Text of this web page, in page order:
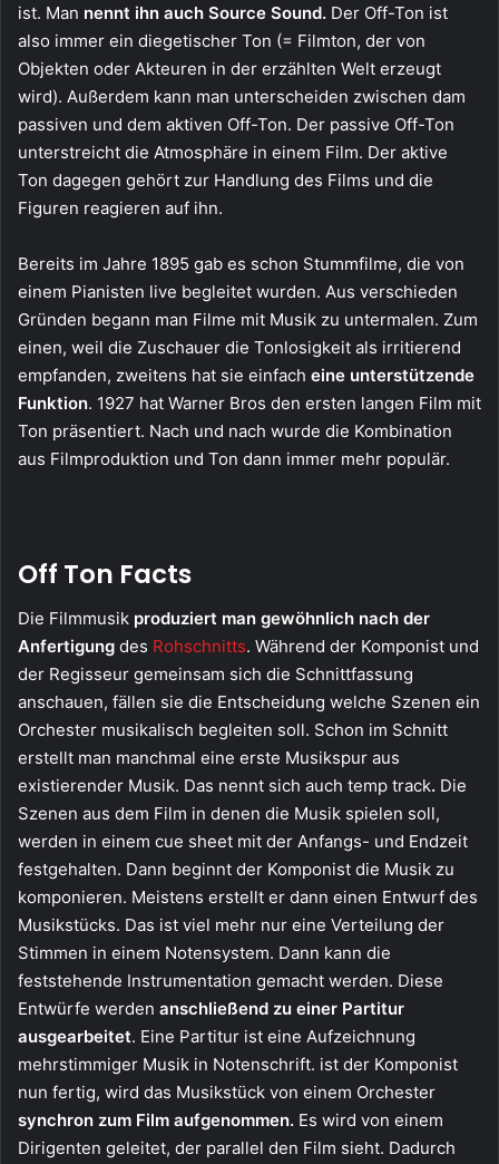
ist. Man nennt ihn auch Source Sound. Der Off-Ton ist
also immer ein diegetischer Ton (= Filmton, der von
Objekten oder Akteuren in der erzählten Welt erzeugt
wird). Außerdem kann man unterscheiden zwischen dam
passiven und dem aktiven Off-Ton. Der passive Off-Ton
unterstreicht die Atmosphäre in einem Film. Der aktive
Ton dagegen gehört zur Handlung des Films und die
Figuren reagieren auf ihn.
Bereits im Jahre 1895 gab es schon Stummfilme, die von
einem Pianisten live begleitet wurden. Aus verschieden
Gründen begann man Filme mit Musik zu untermalen. Zum
einen, weil die Zuschauer die Tonlosigkeit als irritierend
empfanden, zweitens hat sie einfach eine unterstützende
Funktion. 1927 hat Warner Bros den ersten langen Film mit
Ton präsentiert. Nach und nach wurde die Kombination
aus Filmproduktion und Ton dann immer mehr populär.
Off Ton Facts
Die Filmmusik produziert man gewöhnlich nach der
Anfertigung des Rohschnitts. Während der Komponist und
der Regisseur gemeinsam sich die Schnittfassung
anschauen, fällen sie die Entscheidung welche Szenen ein
Orchester musikalisch begleiten soll. Schon im Schnitt
erstellt man manchmal eine erste Musikspur aus
existierender Musik. Das nennt sich auch temp track. Die
Szenen aus dem Film in denen die Musik spielen soll,
werden in einem cue sheet mit der Anfangs- und Endzeit
festgehalten. Dann beginnt der Komponist die Musik zu
komponieren. Meistens erstellt er dann einen Entwurf des
Musikstücks. Das ist viel mehr nur eine Verteilung der
Stimmen in einem Notensystem. Dann kann die
feststehende Instrumentation gemacht werden. Diese
Entwürfe werden anschließend zu einer Partitur
ausgearbeitet. Eine Partitur ist eine Aufzeichnung
mehrstimmiger Musik in Notenschrift. ist der Komponist
nun fertig, wird das Musikstück von einem Orchester
synchron zum Film aufgenommen. Es wird von einem
Dirigenten geleitet, der parallel den Film sieht. Dadurch